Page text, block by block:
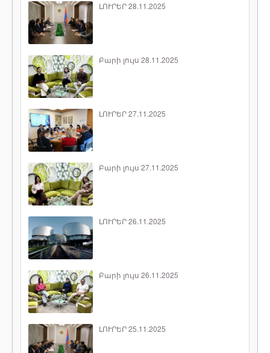
ԼՈՒՐԵՐ 28.11.2025
Բարի լույս 28.11.2025
ԼՈՒՐԵՐ 27.11.2025
Բարի լույս 27.11.2025
ԼՈՒՐԵՐ 26.11.2025
Բարի լույս 26.11.2025
ԼՈՒՐԵՐ 25.11.2025